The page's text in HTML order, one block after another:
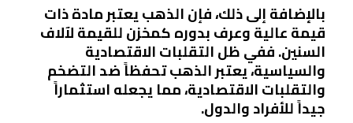
بالإضافة إلى ذلك، فإن الذهب يعتبر مادة ذات
قيمة عالية وعرف بدوره كمخزن للقيمة لآلاف
السنين. ففي ظل التقلبات الاقتصادية
والسياسية، يعتبر الذهب تحفظاً ضد التضخم
والتقلبات الاقتصادية، مما يجعله استثماراً
جيداً للأفراد والدول.